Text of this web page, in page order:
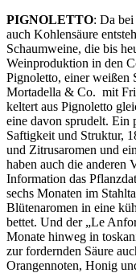
PIGNOLETTO: Da
auch Kohlensäure
Schaumweine, die bis
Weinproduktion in den
Pignoletto, einer weißen
Mortadella & Co. mit
keltert aus Pignoletto
eine davon sprudelt. Ein
Saftigkeit und Struktur,
und Zitrusaromen und
haben auch die anderen
Information das
sechs Monaten im
Blütenaromen in eine
bettet. Und der „Le
Monate hinweg in
zur fordernden Säure
Orangennoten, Honig